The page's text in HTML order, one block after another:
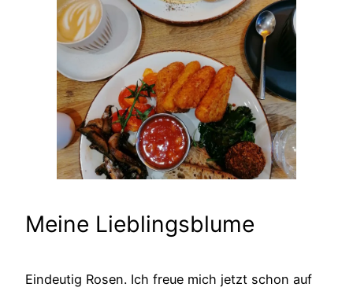
Meine Lieblingsblume
Eindeutig Rosen. Ich freue mich jetzt schon auf